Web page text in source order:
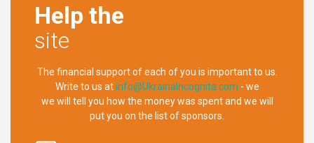
Help the
site
The financial support of each of you is important to us.
Write to us atinfo@UkrainaIncognita.com - we
we will tell you how the money was spent and we will
put you on the list of sponsors.